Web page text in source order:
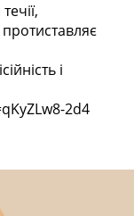
і
2d4